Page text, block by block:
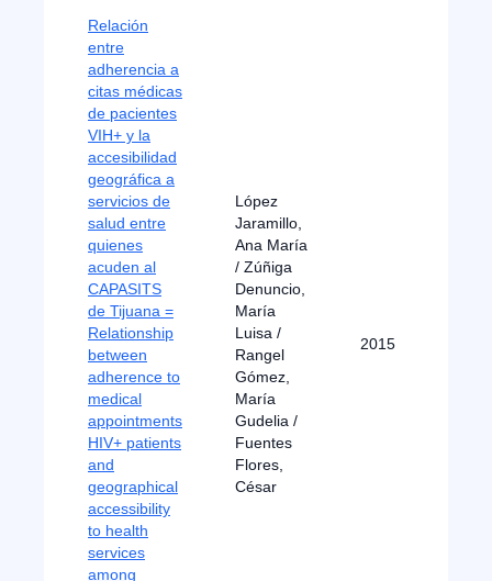
Relación
entre
adherencia a
citas médicas
de pacientes
VIH+ y la
accesibilidad
geográfica a
servicios de
salud entre
quienes
acuden al
CAPASITS
de Tijuana =
Relationship
between
adherence to
medical
appointments
HIV+ patients
and
geographical
accessibility
to health
services
among
López
Jaramillo,
Ana María
/ Zúñiga
Denuncio,
María
Luisa /
Rangel
Gómez,
María
Gudelia /
Fuentes
Flores,
César
2015